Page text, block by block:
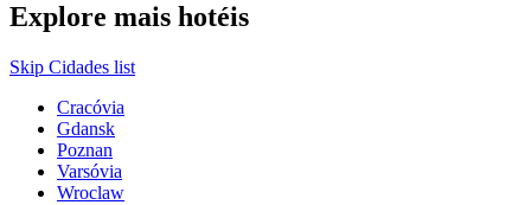
Explore mais hotéis
Skip Cidades list
Cracóvia
Gdansk
Poznan
Varsóvia
Wroclaw